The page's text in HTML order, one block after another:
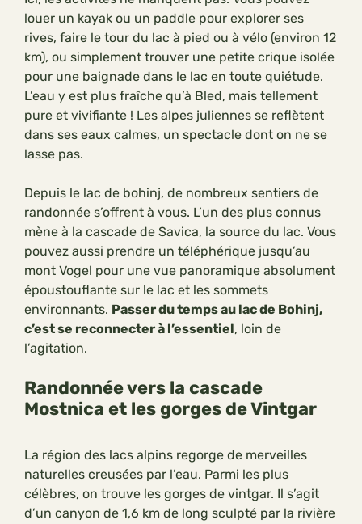
louer un kayak ou un paddle pour explorer ses
rives, faire le tour du lac à pied ou à vélo (environ 12
km), ou simplement trouver une petite crique isolée
pour une baignade dans le lac en toute quiétude.
L’eau y est plus fraîche qu’à Bled, mais tellement
pure et vivifiante ! Les alpes juliennes se reflètent
dans ses eaux calmes, un spectacle dont on ne se
lasse pas.
Depuis le lac de bohinj, de nombreux sentiers de
randonnée s’offrent à vous. L’un des plus connus
mène à la cascade de Savica, la source du lac. Vous
pouvez aussi prendre un téléphérique jusqu’au
mont Vogel pour une vue panoramique absolument
époustouflante sur le lac et les sommets
environnants. Passer du temps au lac de Bohinj,
c’est se reconnecter à l’essentiel, loin de
l’agitation.
Randonnée vers la cascade
Mostnica et les gorges de Vintgar
La région des lacs alpins regorge de merveilles
naturelles creusées par l’eau. Parmi les plus
célèbres, on trouve les gorges de vintgar. Il s’agit
d’un canyon de 1,6 km de long sculpté par la rivière